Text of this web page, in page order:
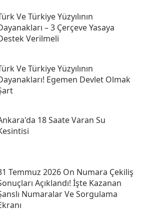
Ve Türkiye Yüzyılının
– 3 Çerçeve Yasaya
Verilmeli
Ve Türkiye Yüzyılının
Egemen Devlet Olmak
18 Saate Varan Su
Temmuz 2026 On Numara Çekiliş
Açıklandı! İşte Kazanan
Numaralar Ve Sorgulama